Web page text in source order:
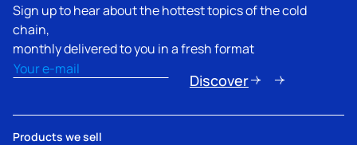
Sign up to hear about the hottest topics of the cold
chain,
monthly delivered to you in a fresh format
Email(erforderlich)
Discover
Products we sell